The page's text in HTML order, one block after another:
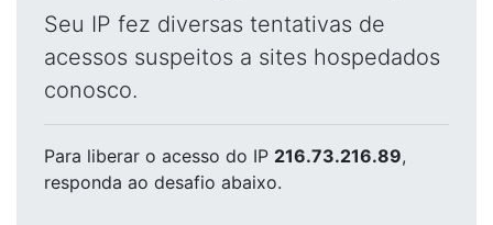
Seu IP fez diversas tentativas de
acessos suspeitos a sites hospedados
conosco.
Para liberar o acesso do IP 216.73.216.89,
responda ao desafio abaixo.